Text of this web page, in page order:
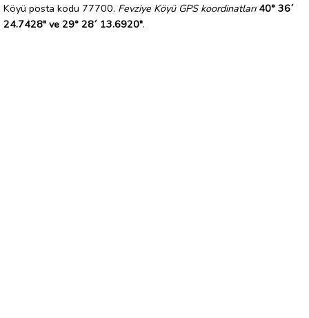
Köyü posta kodu 77700. Fevziye Köyü GPS koordinatları 40° 36´
24.7428" ve 29° 28´ 13.6920".